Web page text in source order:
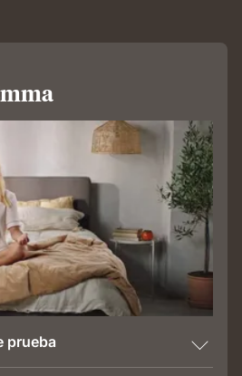
prueba